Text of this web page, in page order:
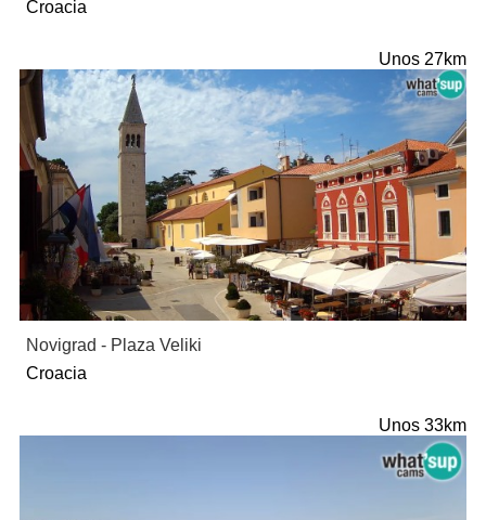
Croacia
Unos 27km
Novigrad - Plaza Veliki
Croacia
Unos 33km